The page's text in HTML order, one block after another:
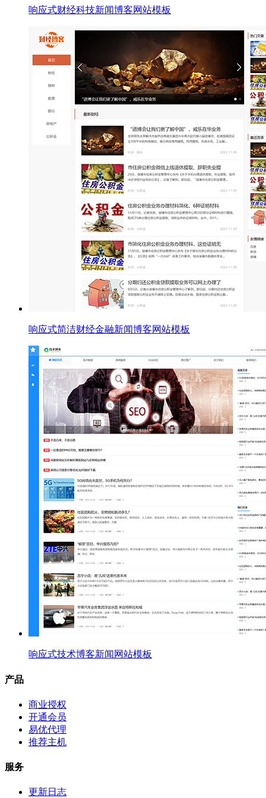
响应式财经科技新闻博客网站模板
响应式简洁财经金融新闻博客网站模板
响应式技术博客新闻网站模板
产品
商业授权
开通会员
易优代理
推荐主机
服务
更新日志